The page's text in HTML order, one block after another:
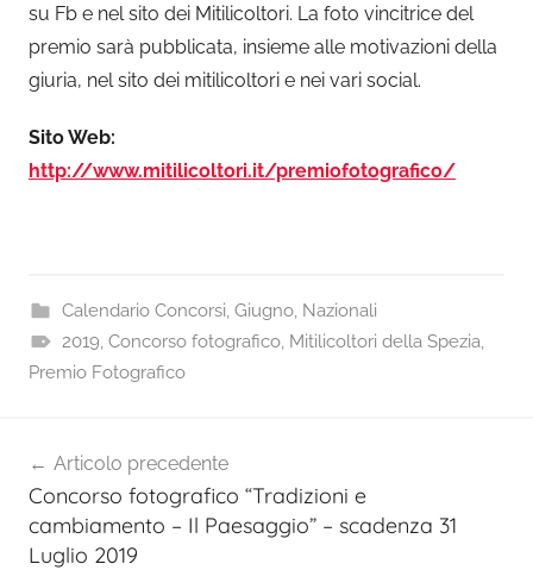
su Fb e nel sito dei Mitilicoltori. La foto vincitrice del
premio sarà pubblicata, insieme alle motivazioni della
giuria, nel sito dei mitilicoltori e nei vari social.
Sito Web:
http://www.mitilicoltori.it/premiofotografico/
Calendario Concorsi, Giugno, Nazionali
2019, Concorso fotografico, Mitilicoltori della Spezia,
Premio Fotografico
articoli
Articolo precedente
Concorso fotografico “Tradizioni e
cambiamento – Il Paesaggio” – scadenza 31
Luglio 2019